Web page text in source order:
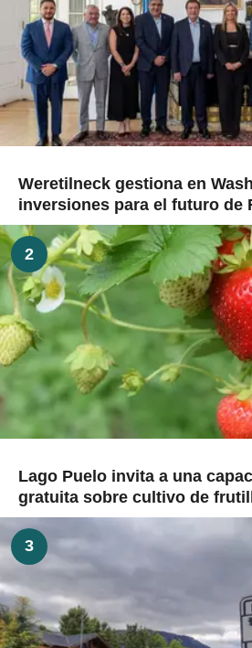
Weretilneck gestiona en
inversiones para el futuro de
2
Lago Puelo invita a una
gratuita sobre cultivo de
3